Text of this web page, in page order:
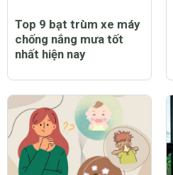
Top 9 bạt trùm xe máy
chống nắng mưa tốt
nhất hiện nay